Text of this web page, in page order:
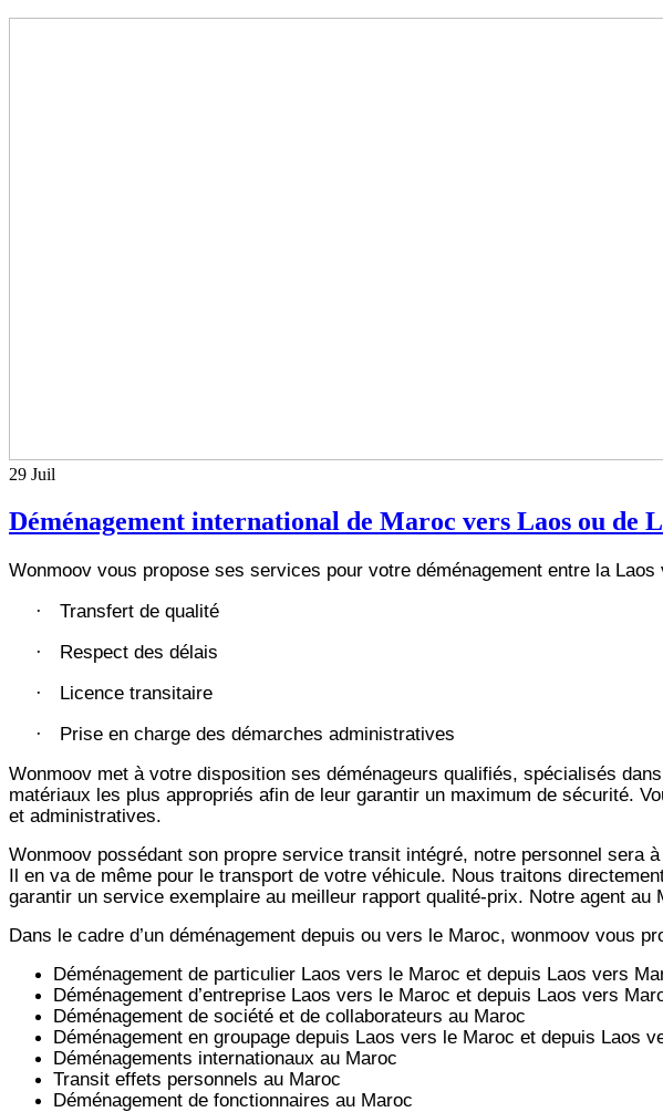
29 Juil
Déménagement international de Maroc vers Laos ou de
Wonmoov vous propose ses services pour votre déménagement entre la
· Transfert de qualité
· Respect des délais
· Licence transitaire
·
Prise en charge des démarches administratives
Wonmoov met à votre disposition ses déménageurs qualifiés, spécialisés
matériaux les plus appropriés afin de leur garantir un maximum de sécurité.
et administratives.
Wonmoov possédant son propre service transit intégré, notre personnel sera
Il en va de même pour le transport de votre véhicule. Nous traitons
garantir un service exemplaire au meilleur rapport qualité-prix. Notre agent
Dans le cadre d’un déménagement depuis ou vers le Maroc, wonmoov vous
Déménagement de particulier Laos vers le Maroc et depuis Laos vers
Déménagement d’entreprise Laos vers le Maroc et depuis Laos vers
Déménagement de société et de collaborateurs au Maroc
Déménagement en groupage depuis Laos vers le Maroc et depuis Laos
Déménagements internationaux au Maroc
Transit effets personnels au Maroc
Déménagement de fonctionnaires au Maroc